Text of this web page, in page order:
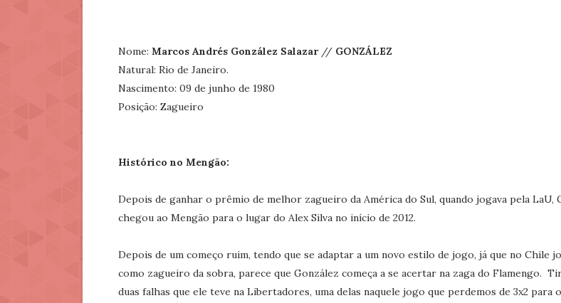
Nome: Marcos Andrés González Salazar// GONZÁLEZ
Natural: Rio de Janeiro.
Nascimento: 09 de junho de 1980
Posição: Zagueiro
Histórico no Mengão:
Depois de ganhar o prêmio de melhor zagueiro da América do Sul, quando jogava pela LaU,
chegou ao Mengão para o lugar do Alex Silva no início de 2012.
Depois de um começo ruim, tendo que se adaptar a um novo estilo de jogo, já que no Chile
como zagueiro da sobra, parece que González começa a se acertar na zaga do Flamengo.
duas falhas que ele teve na Libertadores, uma delas naquele jogo que perdemos de 3x2 para